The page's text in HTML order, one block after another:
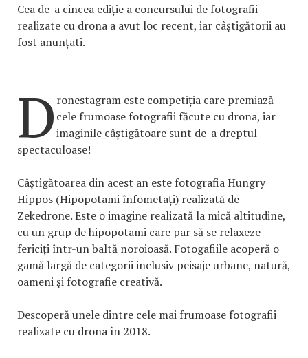
Cea de-a cincea ediție a concursului de fotografii
realizate cu drona a avut loc recent, iar câștigătorii au
fost anunțati.
D ronestagram este competiția care premiază
cele frumoase fotografii făcute cu drona, iar
imaginile câștigătoare sunt de-a dreptul
spectaculoase!
Câștigătoarea din acest an este fotografia Hungry
Hippos (Hipopotami înfometați) realizată de
Zekedrone. Este o imagine realizată la mică altitudine,
cu un grup de hipopotami care par să se relaxeze
fericiți într-un baltă noroioasă. Fotogafiile acoperă o
gamă largă de categorii inclusiv peisaje urbane, natură,
oameni și fotografie creativă.
Descoperă unele dintre cele mai frumoase fotografii
realizate cu drona în 2018.